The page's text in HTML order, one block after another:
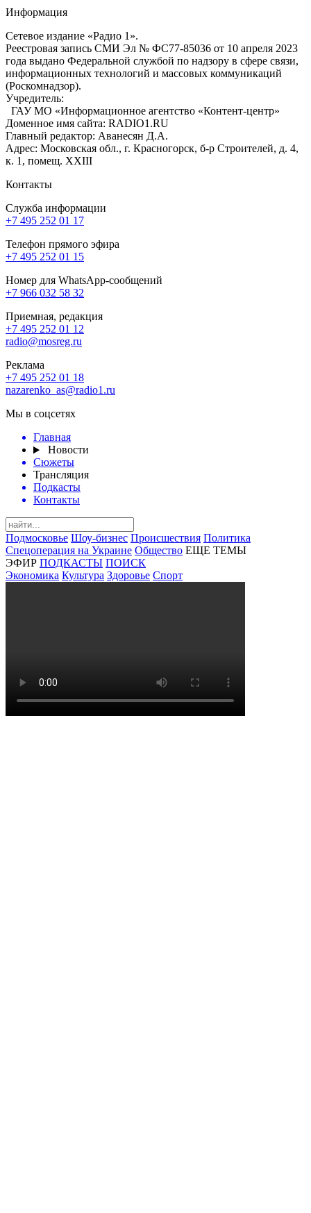
Информация
Сетевое издание «Радио 1».
Реестровая запись СМИ Эл № ФС77-85036 от 10 апреля 2023
года выдано Федеральной службой по надзору в сфере связи,
информационных технологий и массовых коммуникаций
(Роскомнадзор).
Учредитель:
ГАУ МО «Информационное агентство «Контент-центр»
Доменное имя сайта: RADIO1.RU
Главный редактор: Аванесян Д.А.
Адрес: Московская обл., г. Красногорск, б-р Строителей, д. 4,
к. 1, помещ. XXIII
Контакты
Служба информации
+7 495 252 01 17
Телефон прямого эфира
+7 495 252 01 15
Номер для WhatsApp-сообщений
+7 966 032 58 32
Приемная, редакция
+7 495 252 01 12
radio@mosreg.ru
Реклама
+7 495 252 01 18
nazarenko_as@radio1.ru
Мы в соцсетях
Главная
Новости
Сюжеты
Трансляция
Подкасты
Контакты
Подмосковье Шоу-бизнес Происшествия Политика
Спецоперация на Украине Общество ЕЩЕ ТЕМЫ
ЭФИР ПОДКАСТЫ ПОИСК
Экономика Культура Здоровье Спорт